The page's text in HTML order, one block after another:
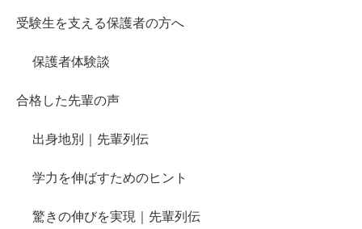
受験生を支える保護者の方へ
保護者体験談
合格した先輩の声
出身地別｜先輩列伝
学力を伸ばすためのヒント
驚きの伸びを実現｜先輩列伝